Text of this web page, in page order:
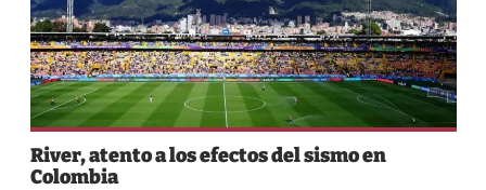
River, atento a los efectos del sismo en
Colombia